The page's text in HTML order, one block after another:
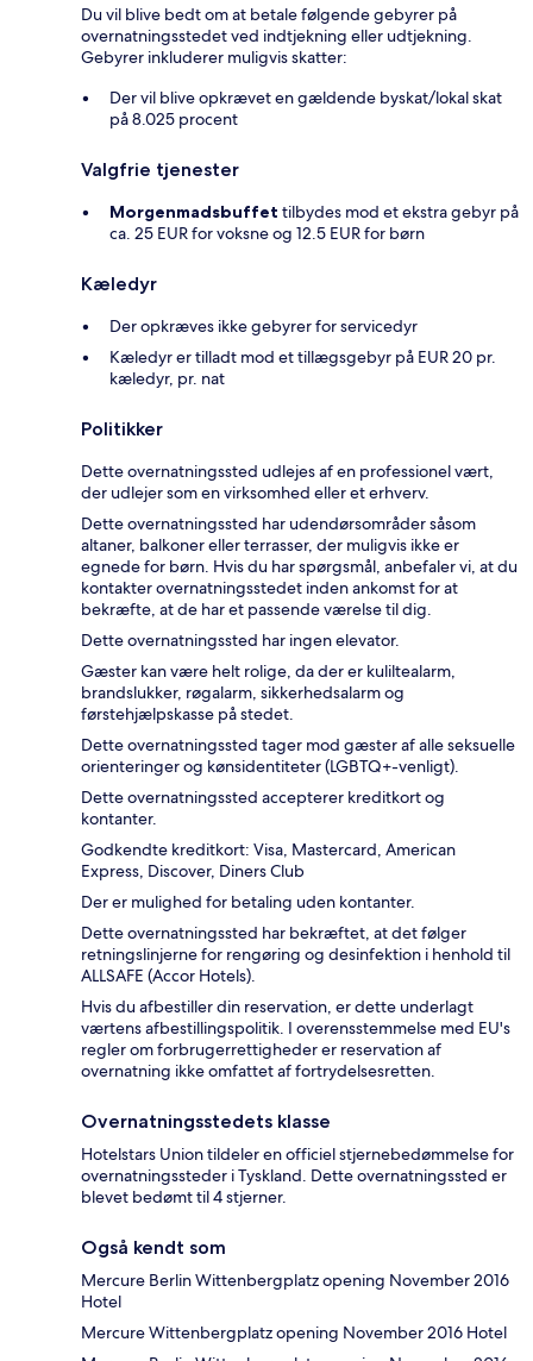
Du vil blive bedt om at betale følgende gebyrer på
overnatningsstedet ved indtjekning eller udtjekning.
Gebyrer inkluderer muligvis skatter:
Der vil blive opkrævet en gældende byskat/lokal skat
på 8.025 procent
Valgfrie tjenester
Morgenmadsbuffet tilbydes mod et ekstra gebyr på
ca. 25 EUR for voksne og 12.5 EUR for børn
Kæledyr
Der opkræves ikke gebyrer for servicedyr
Kæledyr er tilladt mod et tillægsgebyr på EUR 20 pr.
kæledyr, pr. nat
Politikker
Dette overnatningssted udlejes af en professionel vært,
der udlejer som en virksomhed eller et erhverv.
Dette overnatningssted har udendørsområder såsom
altaner, balkoner eller terrasser, der muligvis ikke er
egnede for børn. Hvis du har spørgsmål, anbefaler vi, at du
kontakter overnatningsstedet inden ankomst for at
bekræfte, at de har et passende værelse til dig.
Dette overnatningssted har ingen elevator.
Gæster kan være helt rolige, da der er kuliltealarm,
brandslukker, røgalarm, sikkerhedsalarm og
førstehjælpskasse på stedet.
Dette overnatningssted tager mod gæster af alle seksuelle
orienteringer og kønsidentiteter (LGBTQ+-venligt).
Dette overnatningssted accepterer kreditkort og
kontanter.
Godkendte kreditkort: Visa, Mastercard, American
Express, Discover, Diners Club
Der er mulighed for betaling uden kontanter.
Dette overnatningssted har bekræftet, at det følger
retningslinjerne for rengøring og desinfektion i henhold til
ALLSAFE (Accor Hotels).
Hvis du afbestiller din reservation, er dette underlagt
værtens afbestillingspolitik. I overensstemmelse med EU's
regler om forbrugerrettigheder er reservation af
overnatning ikke omfattet af fortrydelsesretten.
Overnatningsstedets klasse
Hotelstars Union tildeler en officiel stjernebedømmelse for
overnatningssteder i Tyskland. Dette overnatningssted er
blevet bedømt til 4 stjerner.
Også kendt som
Mercure Berlin Wittenbergplatz opening November 2016
Hotel
Mercure Wittenbergplatz opening November 2016 Hotel